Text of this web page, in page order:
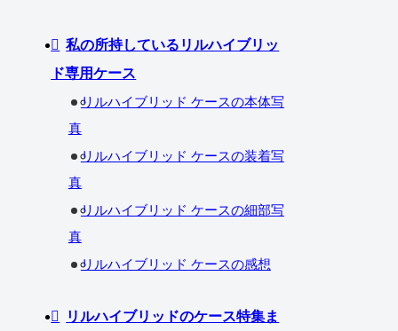
私の所持しているリルハイブリッ
ド専用ケース
リルハイブリッド ケースの本体写
真
リルハイブリッド ケースの装着写
真
リルハイブリッド ケースの細部写
真
リルハイブリッド ケースの感想
リルハイブリッドのケース特集ま